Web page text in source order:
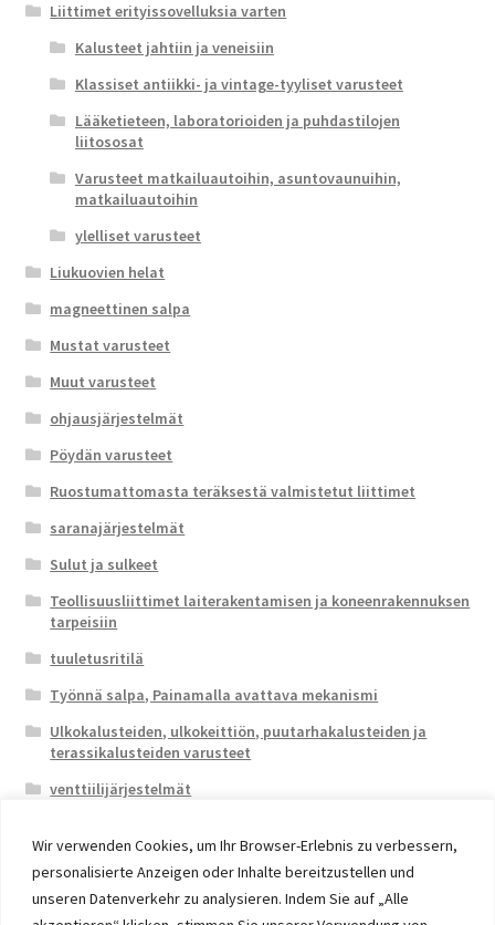
Wir verwenden Cookies, um Ihr Browser-Erlebnis zu verbessern,
personalisierte Anzeigen oder Inhalte bereitzustellen und
unseren Datenverkehr zu analysieren. Indem Sie auf „Alle
Liittimet erityissovelluksia varten
Kalusteet jahtiin ja veneisiin
Klassiset antiikki- ja vintage-tyyliset varusteet
Lääketieteen, laboratorioiden ja puhdastilojen
liitososat
Varusteet matkailuautoihin, asuntovaunuihin,
matkailuautoihin
ylelliset varusteet
Liukuovien helat
magneettinen salpa
Mustat varusteet
Muut varusteet
ohjausjärjestelmät
Pöydän varusteet
Ruostumattomasta teräksestä valmistetut liittimet
saranajärjestelmät
Sulut ja sulkeet
Teollisuusliittimet laiterakentamisen ja koneenrakennuksen
tarpeisiin
tuuletusritilä
Työnnä salpa, Painamalla avattava mekanismi
Ulkokalusteiden, ulkokeittiön, puutarhakalusteiden ja
terassikalusteiden varusteet
venttiilijärjestelmät